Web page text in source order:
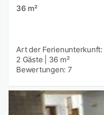
36 m²
Art der
2 Gäste
36 m²
Bewertungen: 7